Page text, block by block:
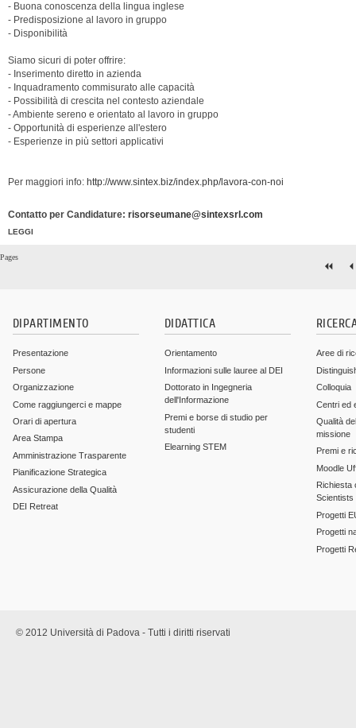
- Buona conoscenza della lingua inglese
- Predisposizione al lavoro in gruppo
- Disponibilità
Siamo sicuri di poter offrire:
- Inserimento diretto in azienda
- Inquadramento commisurato alle capacità
- Possibilità di crescita nel contesto aziendale
- Ambiente sereno e orientato al lavoro in gruppo
- Opportunità di esperienze all'estero
- Esperienze in più settori applicativi
Per maggiori info: http://www.sintex.biz/index.php/lavora-con-noi
Contatto per Candidature: risorseumane@sintexsrl.com
LEGGI
Pages
DIPARTIMENTO
Presentazione
Persone
Organizzazione
Come raggiungerci e mappe
Orari di apertura
Area Stampa
Amministrazione Trasparente
Pianificazione Strategica
Assicurazione della Qualità
DEI Retreat
DIDATTICA
Orientamento
Informazioni sulle lauree al DEI
Dottorato in Ingegneria
dell'Informazione
Premi e borse di studio per
studenti
Elearning STEM
Aree di
Colloquia
Centri ed
Qualità
missione
Premi e
Moodle
Richiesta
Scientists
Progetti
Progetti
Progetti
© 2012 Università di Padova - Tutti i diritti riservati